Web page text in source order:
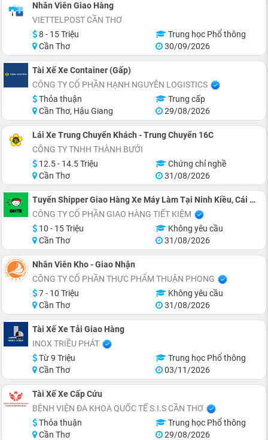
Nhân Viên Giao Hàng
VIETTELPOST CẦN THƠ
8 - 15 Triệu
Trung học Phổ thông
Cần Thơ
30/09/2026
Tài Xế Xe Container (Gấp)
CÔNG TY CỔ PHẦN HẠNH NGUYÊN LOGISTICS
Thỏa thuận
Trung cấp
Cần Thơ, Hậu Giang
29/08/2026
Lái Xe Trung Chuyển Khách - Trung Chuyển 16C
CÔNG TY TNHH THÀNH BƯỞI
12.5 - 14.5 Triệu
Chứng chỉ nghề
Cần Thơ
31/08/2026
Tuyển Shipper Giao Hàng Xe Máy Làm Tại Ninh Kiều, Cái Răng
CÔNG TY CỔ PHẦN GIAO HÀNG TIẾT KIỆM
10 - 15 Triệu
Không yêu cầu
Cần Thơ
31/08/2026
Nhân Viên Kho - Giao Nhận
CÔNG TY CỔ PHẦN THỰC PHẨM THUẬN PHONG
7 - 10 Triệu
Không yêu cầu
Cần Thơ
31/08/2026
Tài Xế Xe Tải Giao Hàng
INOX TRIỀU PHÁT
Từ 9 Triệu
Trung học Phổ thông
Cần Thơ
03/11/2026
Tài Xế Xe Cấp Cứu
BỆNH VIỆN ĐA KHOA QUỐC TẾ S.I.S CẦN THƠ
Thỏa thuận
Trung học Phổ thông
Cần Thơ
29/08/2026